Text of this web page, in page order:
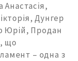
Анастасія,
Дунгер
Юрій, Продан
що
– одна з